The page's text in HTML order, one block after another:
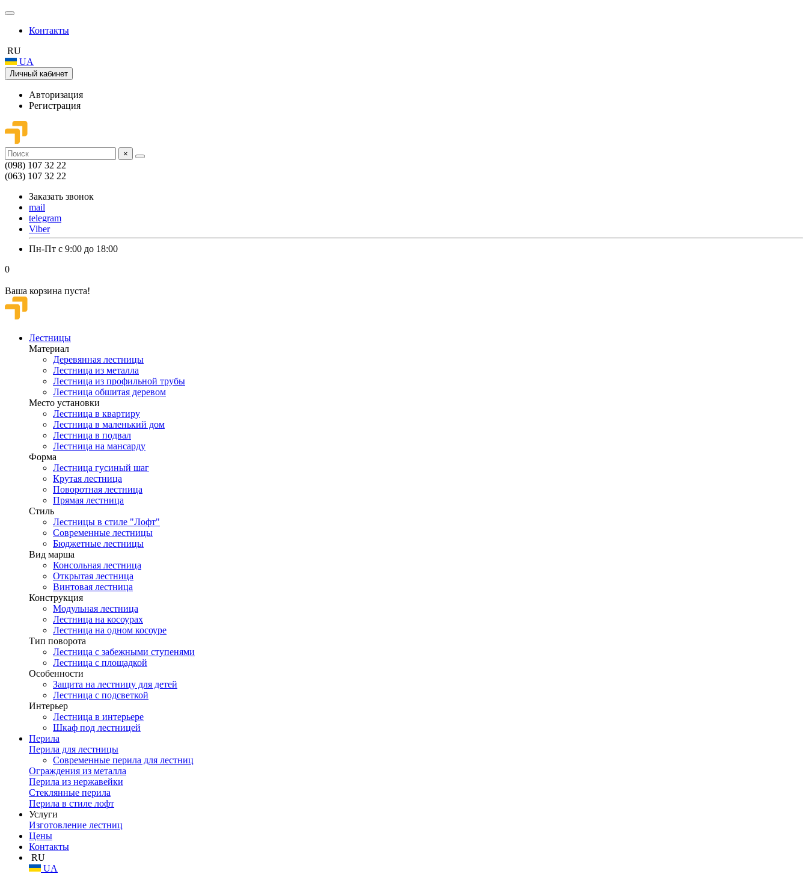
Контакты
RU
UA
Личный кабинет
Авторизация
Регистрация
×
(098) 107 32 22
(063) 107 32 22
Заказать звонок
mail
telegram
Viber
Пн-Пт с 9:00 до 18:00
0
Ваша корзина пуста!
Лестницы
Материал
Деревянная лестницы
Лестница из металла
Лестница из профильной трубы
Лестница обшитая деревом
Место установки
Лестница в квартиру
Лестница в маленький дом
Лестница в подвал
Лестница на мансарду
Форма
Лестница гусиный шаг
Крутая лестница
Поворотная лестница
Прямая лестница
Стиль
Лестницы в стиле "Лофт"
Современные лестницы
Бюджетные лестницы
Вид марша
Консольная лестница
Открытая лестница
Винтовая лестница
Конструкция
Модульная лестница
Лестница на косоурах
Лестница на одном косоуре
Тип поворота
Лестница с забежными ступенями
Лестница с площадкой
Особенности
Защита на лестницу для детей
Лестница с подсветкой
Интерьер
Лестница в интерьере
Шкаф под лестницей
Перила
Перила для лестницы
Современные перила для лестниц
Ограждения из металла
Перила из нержавейки
Стеклянные перила
Перила в стиле лофт
Услуги
Изготовление лестниц
Цены
Контакты
RU
UA